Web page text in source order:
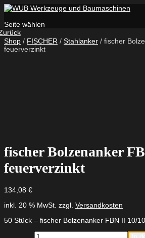
Seite wählen
Shop / FISCHER / Stahlanker / fischer
feuerverzinkt
fischer Bolzenanker
feuerverzinkt
134,08 €
inkl. 20 % MwSt. zzgl. Versandkosten
50 Stück – fischer Bolzenanker FBN II 10/
fischer